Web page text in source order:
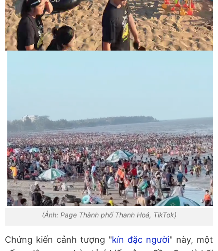
(Ảnh: Page Thành phố Thanh Hoá, TikTok)
Chứng kiến cảnh tượng "kín đặc người" này, một